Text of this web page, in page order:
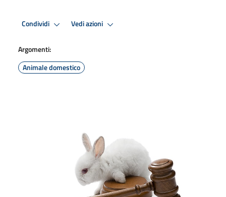
Condividi Vedi azioni
Argomenti:
Animale domestico